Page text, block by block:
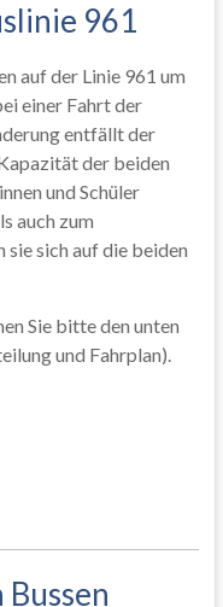
961
auf der Linie 961 um
einer Fahrt der
entfällt der
der beiden
und Schüler
auch zum
sie sich auf die beiden
Sie bitte den unten
und Fahrplan).